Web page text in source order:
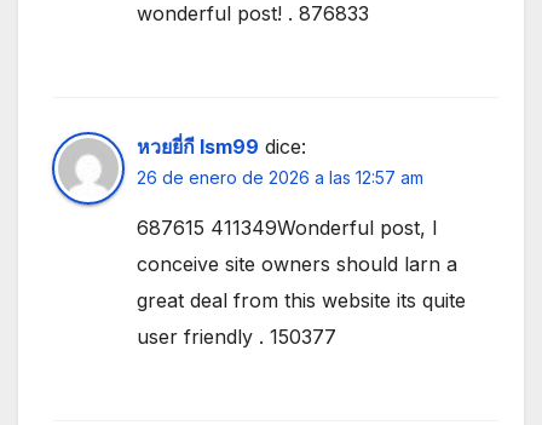
wonderful post! . 876833
หวยยี่กี lsm99 dice:
26 de enero de 2026 a las 12:57 am
687615 411349Wonderful post, I
conceive site owners should larn a
great deal from this website its quite
user friendly . 150377